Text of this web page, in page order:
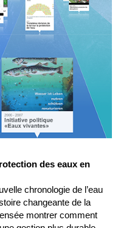
des eaux en
chronologie de l’eau
changeante de la
montrer comment